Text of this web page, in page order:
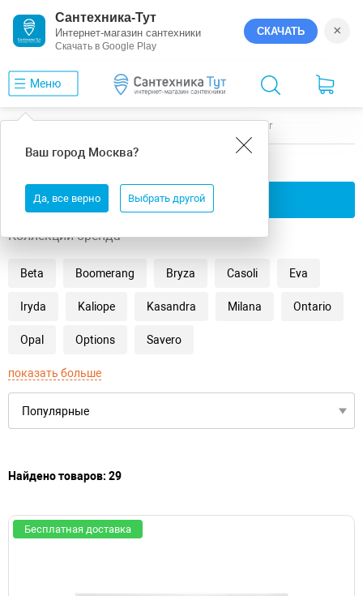
Сантехника-Тут
Интернет-магазин сантехники
Скачать в Google Play
СКАЧАТЬ ×
Меню
Ваш город Москва?
Да, все верно Выбрать другой
Vayer
универсальная ванны Vayer
Применить фильтры
Коллекции бренда
Beta Boomerang Bryza Casoli Eva
Iryda Kaliope Kasandra Milana Ontario
Opal Options Savero
показать больше
Найдено товаров: 29
Бесплатная доставка